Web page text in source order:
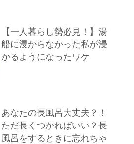
【一人暮らし勢必見！】湯
船に浸からなかった私が浸
かるようになったワケ
あなたの長風呂大丈夫？！
ただ長くつかればいい？長
風呂をするときに忘れちゃ